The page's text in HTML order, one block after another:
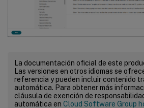
La documentación oficial de este
Las versiones en otros idiomas se
referencia y pueden incluir contenido
automática. Para obtener más
cláusula de exención de
automática en Cloud Software Group